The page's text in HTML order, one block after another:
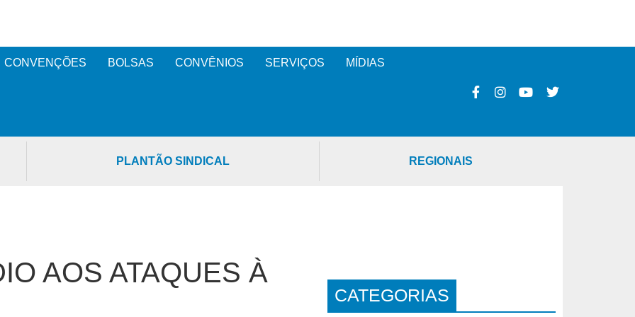
CONVENÇÕES BOLSAS CONVÊNIOS SERVIÇOS MÍDIAS
PLANTÃO SINDICAL REGIONAIS
AOS ATAQUES À
CATEGORIAS